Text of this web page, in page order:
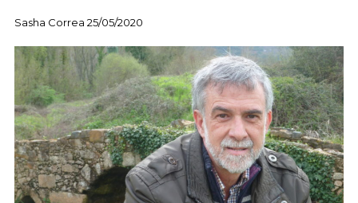
Sasha Correa 25/05/2020